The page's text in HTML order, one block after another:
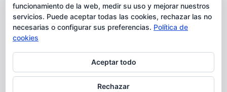
Aviso legal
Política de cookies
funcionamiento de la web, medir su uso y mejorar nuestros
servicios. Puede aceptar todas las cookies, rechazar las no
necesarias o configurar sus preferencias. Política de
cookies
Aceptar todo
Rechazar